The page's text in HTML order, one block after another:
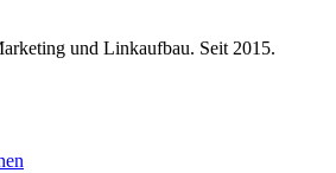
und Linkaufbau. Seit 2015.